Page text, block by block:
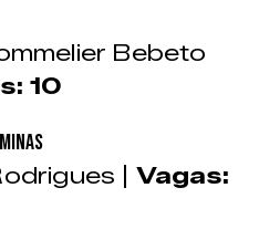
Bebeto
10
| Vagas: